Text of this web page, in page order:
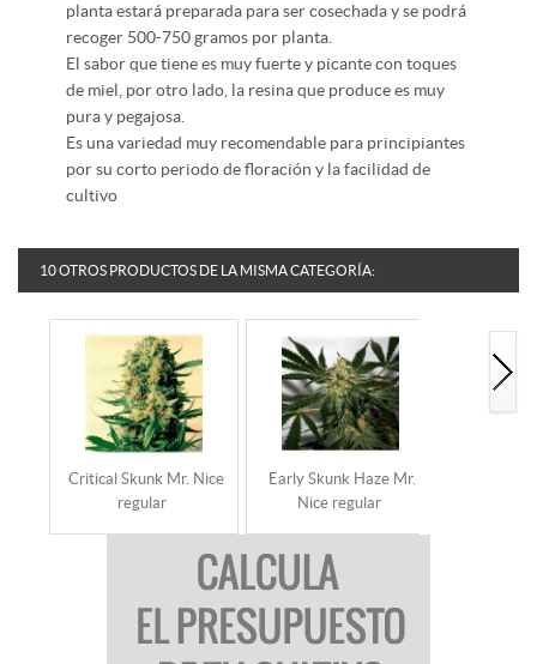
planta estará preparada para ser cosechada y se podrá
recoger 500-750 gramos por planta.
El sabor que tiene es muy fuerte y picante con toques
de miel, por otro lado, la resina que produce es muy
pura y pegajosa.
Es una variedad muy recomendable para principiantes
por su corto periodo de floración y la facilidad de
cultivo
10 OTROS PRODUCTOS DE LA MISMA CATEGORÍA:
Critical Skunk Mr. Nice
regular
Early Skunk Haze Mr.
Nice regular